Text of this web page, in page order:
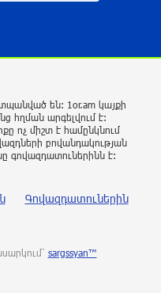
10 ժամ առաջ
է հայտնել
են: 1or.am կայքի
հղման արգելվում է:
ոչ միշտ է համընկնում
բովանդակության
գովազդատուներինն է:
Գովազդատուներին
sargssyan™